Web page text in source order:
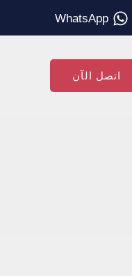
WhatsApp
اتصل الآن